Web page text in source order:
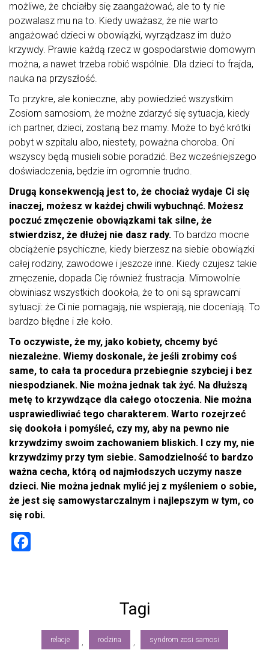
możliwe, że chciałby się zaangażować, ale to ty nie
pozwalasz mu na to. Kiedy uważasz, że nie warto
angażować dzieci w obowiązki, wyrządzasz im dużo
krzywdy. Prawie każdą rzecz w gospodarstwie domowym
można, a nawet trzeba robić wspólnie. Dla dzieci to frajda,
nauka na przyszłość.
To przykre, ale konieczne, aby powiedzieć wszystkim
Zosiom samosiom, że możne zdarzyć się sytuacja, kiedy
ich partner, dzieci, zostaną bez mamy. Może to być krótki
pobyt w szpitalu albo, niestety, poważna choroba. Oni
wszyscy będą musieli sobie poradzić. Bez wcześniejszego
doświadczenia, będzie im ogromnie trudno.
Drugą konsekwencją jest to, że chociaż wydaje Ci się
inaczej, możesz w każdej chwili wybuchnąć. Możesz
poczuć zmęczenie obowiązkami tak silne, że
stwierdzisz, że dłużej nie dasz rady. To bardzo mocne
obciążenie psychiczne, kiedy bierzesz na siebie obowiązki
całej rodziny, zawodowe i jeszcze inne. Kiedy czujesz takie
zmęczenie, dopada Cię również frustracja. Mimowolnie
obwiniasz wszystkich dookoła, że to oni są sprawcami
sytuacji: że Ci nie pomagają, nie wspierają, nie doceniają. To
bardzo błędne i złe koło.
To oczywiste, że my, jako kobiety, chcemy być
niezależne. Wiemy doskonale, że jeśli zrobimy coś
same, to cała ta procedura przebiegnie szybciej i bez
niespodzianek. Nie można jednak tak żyć. Na dłuższą
metę to krzywdzące dla całego otoczenia. Nie można
usprawiedliwiać tego charakterem. Warto rozejrzeć
się dookoła i pomyśleć, czy my, aby na pewno nie
krzywdzimy swoim zachowaniem bliskich. I czy my, nie
krzywdzimy przy tym siebie. Samodzielność to bardzo
ważna cecha, którą od najmłodszych uczymy nasze
dzieci. Nie można jednak mylić jej z myśleniem o sobie,
że jest się samowystarczalnym i najlepszym w tym, co
się robi.
ok
Tagi
relacje , rodzina , syndrom zosi samosi